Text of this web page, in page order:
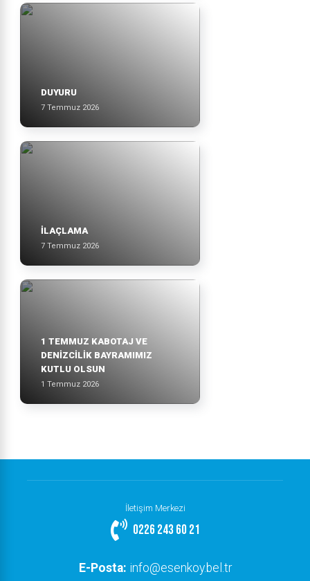
DUYURU
7 Temmuz 2026
İLAÇLAMA
7 Temmuz 2026
1 TEMMUZ KABOTAJ VE
DENİZCİLİK BAYRAMIMIZ
KUTLU OLSUN
1 Temmuz 2026
İletişim Merkezi
0226 243 60 21
E-Posta: info@esenkoy.bel.tr